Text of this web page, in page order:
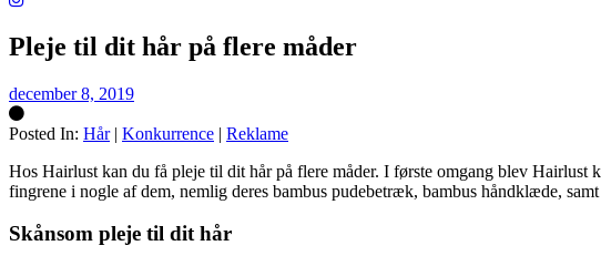
Pleje til dit hår på flere måder
december 8, 2019
Posted In: Hår| Konkurrence | Reklame
Hos Hairlust kan du få pleje til dit hår på flere måder. I første omgang blev
fingrene i nogle af dem, nemlig deres bambus pudebetræk, bambus håndklæde,
Skånsom pleje til dit hår